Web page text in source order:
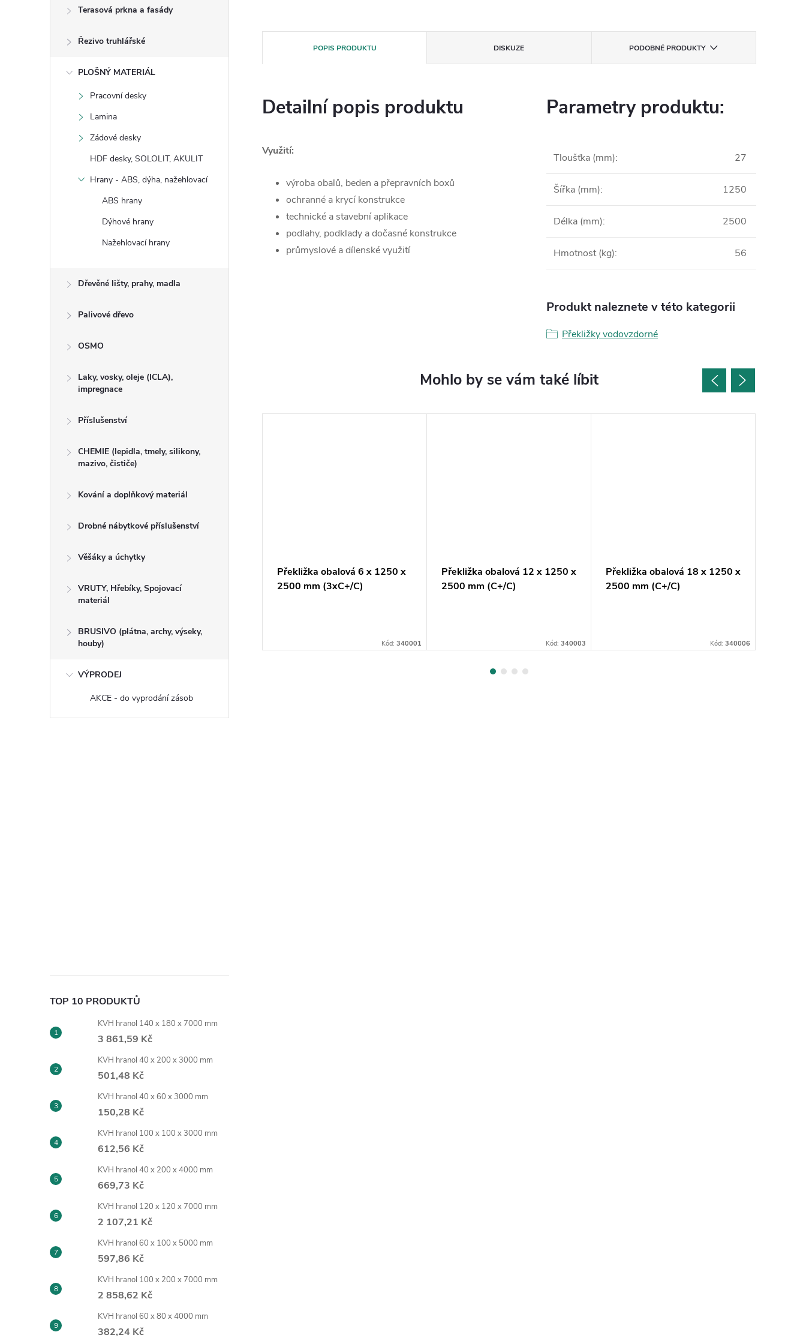
Terasová prkna a fasády
Řezivo truhlářské
PLOŠNÝ MATERIÁL
Pracovní desky
Lamina
Zádové desky
HDF desky, SOLOLIT, AKULIT
Hrany - ABS, dýha, nažehlovací
ABS hrany
Dýhové hrany
Nažehlovací hrany
Dřevěné lišty, prahy, madla
Palivové dřevo
OSMO
Laky, vosky, oleje (ICLA),
impregnace
Příslušenství
CHEMIE (lepidla, tmely, silikony,
mazivo, čističe)
Kování a doplňkový materiál
Drobné nábytkové příslušenství
Věšáky a úchytky
VRUTY, Hřebíky, Spojovací
materiál
BRUSIVO (plátna, archy, výseky,
houby)
VÝPRODEJ
AKCE - do vyprodání zásob
TOP 10 PRODUKTŮ
KVH hranol 140 x 180 x 7000 mm
3 861,59 Kč
KVH hranol 40 x 200 x 3000 mm
501,48 Kč
KVH hranol 40 x 60 x 3000 mm
150,28 Kč
KVH hranol 100 x 100 x 3000 mm
612,56 Kč
KVH hranol 40 x 200 x 4000 mm
669,73 Kč
KVH hranol 120 x 120 x 7000 mm
2 107,21 Kč
KVH hranol 60 x 100 x 5000 mm
597,86 Kč
KVH hranol 100 x 200 x 7000 mm
2 858,62 Kč
KVH hranol 60 x 80 x 4000 mm
382,24 Kč
POPIS PRODUKTU DISKUZE PODOBNÉ PRODUKTY
Detailní popis produktu
Využití:
výroba obalů, beden a přepravních boxů
ochranné a krycí konstrukce
technické a stavební aplikace
podlahy, podklady a dočasné konstrukce
průmyslové a dílenské využití
Parametry produktu:
Tloušťka (mm): 27
Šířka (mm): 1250
Délka (mm): 2500
Hmotnost (kg): 56
Produkt naleznete v této kategorii
Překližky vodovzdorné
340006
2500 mm (C+/C)
Překližka obalová 6 x 1250 x
2500 mm (3xC+/C)
Kód: 340001
Překližka obalová 12 x 1250 x
2500 mm (C+/C)
Kód: 340003
Překližka obalová 18 x 1250 x
2500 mm (C+/C)
Kód: 340006